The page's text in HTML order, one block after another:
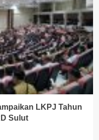
LKPJ Tahun
Sulut